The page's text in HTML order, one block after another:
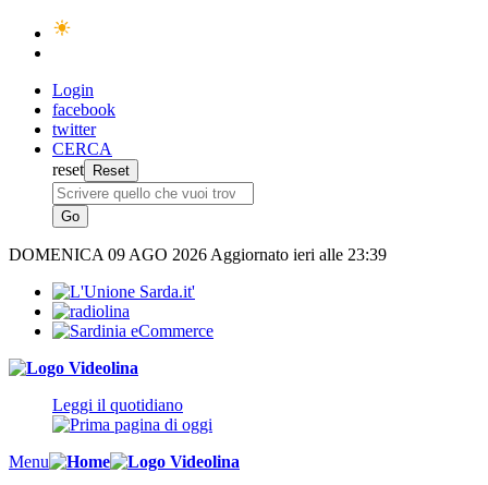
Login
facebook
twitter
CERCA
reset
DOMENICA 09 AGO 2026 Aggiornato ieri alle 23:39
Leggi il quotidiano
Menu